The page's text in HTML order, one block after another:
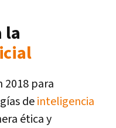
la
2018 para
deinteligencia
ética y